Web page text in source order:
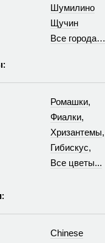
Шумилино
Щучин
Все города…
Ромашки,
Фиалки,
Хризантемы,
Гибискус,
Все цветы...
Chinese